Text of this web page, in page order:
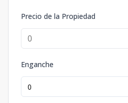
Precio de la Propiedad
Enganche